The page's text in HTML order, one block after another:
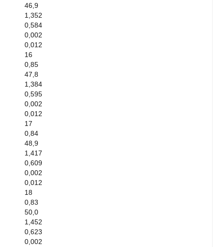
46,9
1,352
0,584
0,002
0,012
16
0,85
47,8
1,384
0,595
0,002
0,012
17
0,84
48,9
1,417
0,609
0,002
0,012
18
0,83
50,0
1,452
0,623
0,002